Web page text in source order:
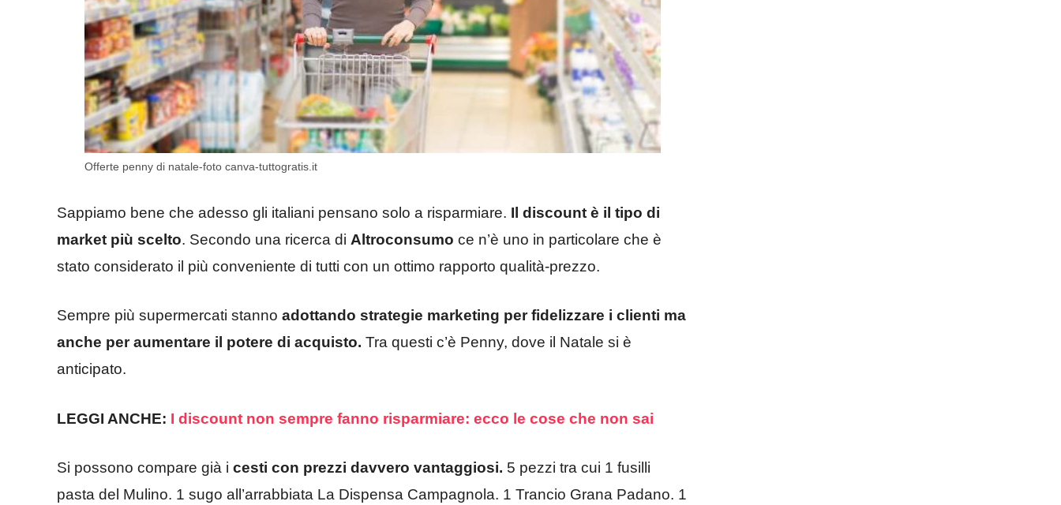
Offerte penny di natale-foto canva-tuttogratis.it
Sappiamo bene che adesso gli italiani pensano solo a risparmiare. Il discount è il tipo di
market più scelto. Secondo una ricerca di Altroconsumo ce n’è uno in particolare che è
stato considerato il più conveniente di tutti con un ottimo rapporto qualità-prezzo.
Sempre più supermercati stanno adottando strategie marketing per fidelizzare i clienti ma
anche per aumentare il potere di acquisto. Tra questi c’è Penny, dove il Natale si è
anticipato.
LEGGI ANCHE: I discount non sempre fanno risparmiare: ecco le cose che non sai
Si possono compare già i cesti con prezzi davvero vantaggiosi. 5 pezzi tra cui 1 fusilli
pasta del Mulino. 1 sugo all’arrabbiata La Dispensa Campagnola. 1 Trancio Grana Padano. 1